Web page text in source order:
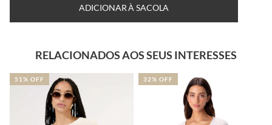
ADICIONAR À SACOLA
RELACIONADOS AOS SEUS INTERESSES
51% OFF 32% OFF